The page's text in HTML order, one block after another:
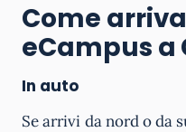
Come
eCampus a
In auto
Se arrivi da nord o da